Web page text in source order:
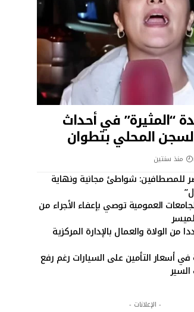
“المثيرة” في أحداث
المحلي بتطوان
منذ سنتين
للمصطافين: شواطئ مجانية ونهاية
العمومية توصي بإعفاء الأجراء من
من الولاة والعمال بالإدارة المركزية
في أسعار التأمين على السيارات رغم رفع
- الإعلانات -